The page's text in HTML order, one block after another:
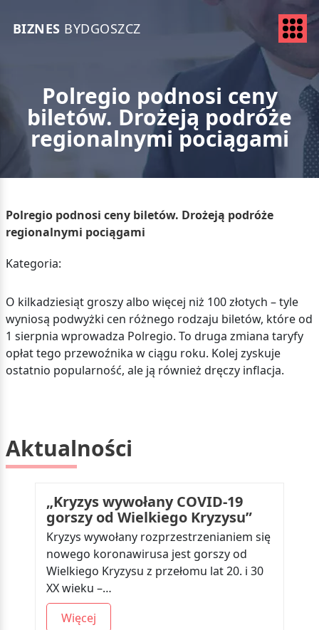
BIZNES BYDGOSZCZ
Polregio podnosi ceny
biletów. Drożeją podróże
regionalnymi pociągami
Polregio podnosi ceny biletów. Drożeją podróże
regionalnymi pociągami
Kategoria:
O kilkadziesiąt groszy albo więcej niż 100 złotych – tyle
wyniosą podwyżki cen różnego rodzaju biletów, które od
1 sierpnia wprowadza Polregio. To druga zmiana taryfy
opłat tego przewoźnika w ciągu roku. Kolej zyskuje
ostatnio popularność, ale ją również dręczy inflacja.
Aktualności
„Kryzys wywołany COVID-19
gorszy od Wielkiego Kryzysu”
Kryzys wywołany rozprzestrzenianiem się
nowego koronawirusa jest gorszy od
Wielkiego Kryzysu z przełomu lat 20. i 30
XX wieku –…
Więcej